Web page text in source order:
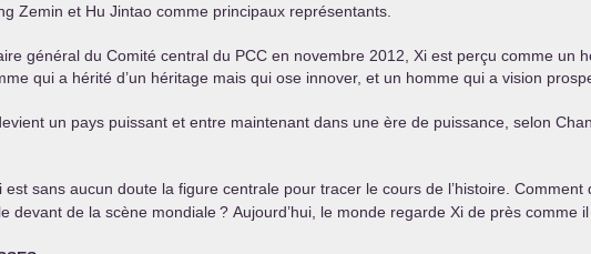
Zemin et Hu Jintao comme principaux représentants.
général du Comité central du PCC en novembre 2012, Xi est perçu comme un
qui a hérité d’un héritage mais qui ose innover, et un homme qui a vision
un pays puissant et entre maintenant dans une ère de puissance, selon
est sans aucun doute la figure centrale pour tracer le cours de l’histoire.
devant de la scène mondiale? Aujourd’hui, le monde regarde Xi de près comme